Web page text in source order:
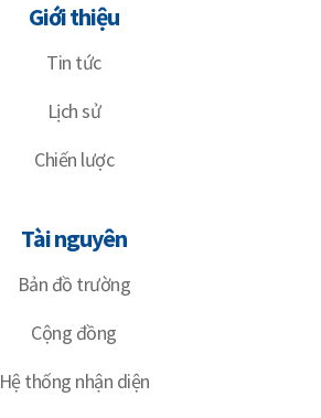
Giới thiệu
Tin tức
Lịch sử
Chiến lược
Tài nguyên
Bản đồ trường
Cộng đồng
Hệ thống nhận diện